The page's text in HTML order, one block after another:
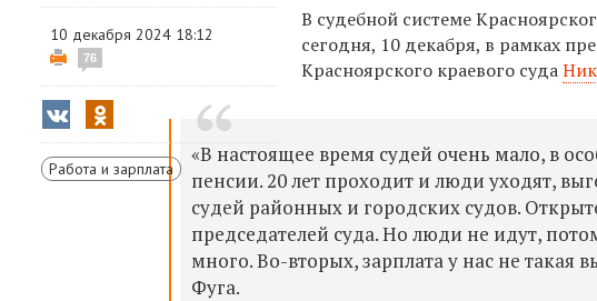
10 декабря 2024 18:12
76
Работа и зарплата
В судебной системе
сегодня, 10 декабря, в рамках
Красноярского краевого суда
«В настоящее время судей очень мало, в
пенсии. 20 лет проходит и люди уходят,
судей районных и городских судов.
председателей суда. Но люди не идут,
много. Во-вторых, зарплата у нас не
Фуга.